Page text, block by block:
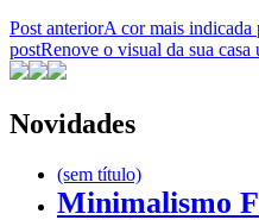
Post anteriorA cor mais indicada
postRenove o visual da sua
Novidades
(sem título)
Minimalismo